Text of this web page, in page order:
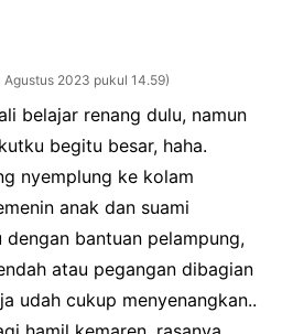
Agustus 2023 pukul 14.59
belajar renang dulu, namun
begitu besar, haha.
nyemplung ke kolam
anak dan suami
dengan bantuan pelampung,
atau pegangan dibagian
udah cukup menyenangkan..